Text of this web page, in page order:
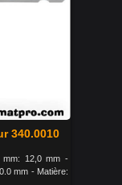
340.0010
mm: 12,0 mm -
mm - Matière: